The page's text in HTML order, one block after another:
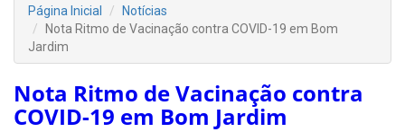
Página Inicial
Notícias
Nota Ritmo de Vacinação contra COVID-19 em Bom
Jardim
Nota Ritmo de Vacinação contra
COVID-19 em Bom Jardim